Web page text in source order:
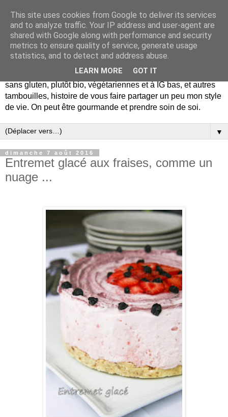
De la gourmandise mais pas seulement... Blog de recettes
sans gluten, plutôt bio, végétariennes et à IG bas, et autres
tambouilles, histoire de vous faire partager un peu mon style
de vie. On peut être gourmande et prendre soin de soi.
▼
dimanche 7 août 2016
Entremet glacé aux fraises, comme un
nuage ...
This site uses cookies from Google to deliver its services
and to analyze traffic. Your IP address and user-agent are
shared with Google along with performance and security
metrics to ensure quality of service, generate usage
statistics, and to detect and address abuse.
LEARN MORE GOT IT